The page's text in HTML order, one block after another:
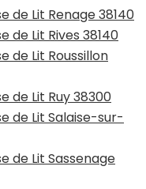
de Lit Renage 38140
de Lit Rives 38140
de Lit Roussillon
de Lit Ruy 38300
de Lit Salaise-sur-
de Lit Sassenage